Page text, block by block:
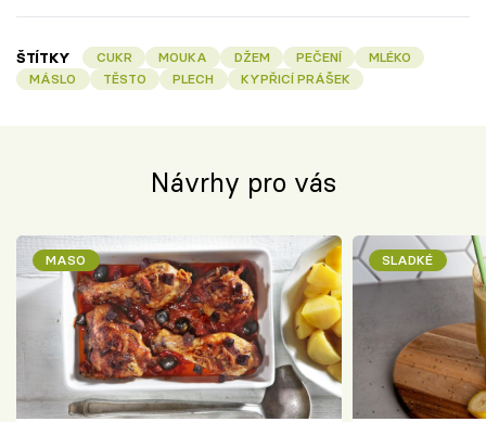
ŠTÍTKY CUKR MOUKA DŽEM PEČENÍ
MLÉKO
MÁSLO
TĚSTO PLECH KYPŘICÍ PRÁŠEK
Návrhy pro vás
MASO SLADKÉ